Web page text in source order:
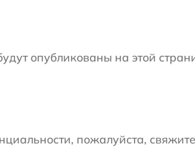
опубликованы на этой
пожалуйста,